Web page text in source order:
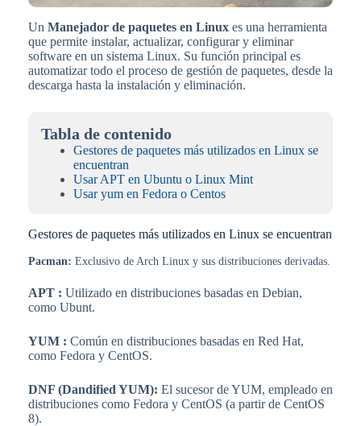
Un Manejador de paquetes en Linuxes una herramienta
que permite instalar, actualizar, configurar y eliminar
software en un sistema Linux. Su función principal es
automatizar todo el proceso de gestión de paquetes, desde la
descarga hasta la instalación y eliminación.
Tabla de contenido
Gestores de paquetes más utilizados en Linux se
encuentran
Usar APT en Ubuntu o Linux Mint
Usar yum en Fedora o Centos
Gestores de paquetes más utilizados en Linux se encuentran
Pacman: Exclusivo de Arch Linux y sus distribuciones derivadas.
APT : Utilizado en distribuciones basadas en Debian,
como Ubunt.
YUM : Común en distribuciones basadas en Red Hat,
como Fedora y CentOS.
DNF (Dandified YUM): El sucesor de YUM, empleado en
distribuciones como Fedora y CentOS (a partir de CentOS
8).